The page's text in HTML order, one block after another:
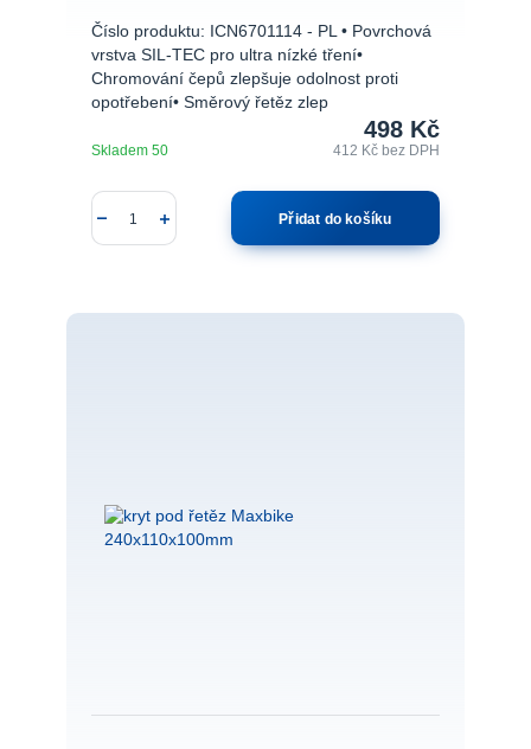
Číslo produktu: ICN6701114 - PL • Povrchová
vrstva SIL-TEC pro ultra nízké tření•
Chromování čepů zlepšuje odolnost proti
opotřebení• Směrový řetěz zlep
498 Kč
412 Kčbez DPH
Skladem 50
Přidat do košíku